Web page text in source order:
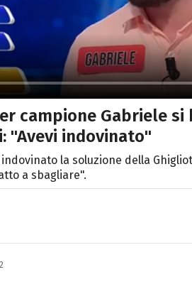
campione Gabriele si
"Avevi indovinato"
la soluzione della
a sbagliare".
non possono mancare, il
sul comodino, insieme a un